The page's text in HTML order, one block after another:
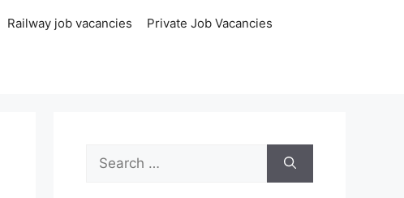
Railway job vacancies Private Job Vacancies
Search
for: